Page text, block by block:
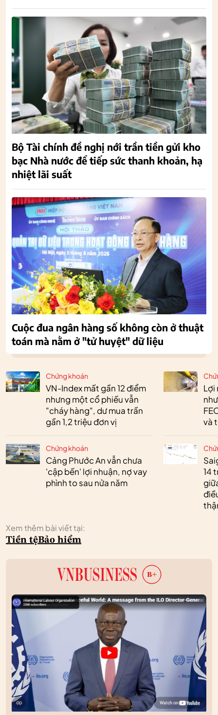
Chứng khoán
VN-Index mất gần 12 điểm
nhưng một cổ phiếu vẫn
"cháy hàng", dư mua trần
gần 1,2 triệu đơn vị
Chứng khoán
Cảng Phước An vẫn chưa
'cập bến' lợi nhuận, nợ vay
phình to sau nửa năm
Lợi
và
14
Xem thêm bài viết tại:
Tiền tệBảo hiểm
Bộ Tài chính đề nghị nới trần tiền gửi kho
bạc Nhà nước để tiếp sức thanh khoản, hạ
nhiệt lãi suất
Cuộc đua ngân hàng số không còn ở thuật
toán mà nằm ở "tử huyệt" dữ liệu